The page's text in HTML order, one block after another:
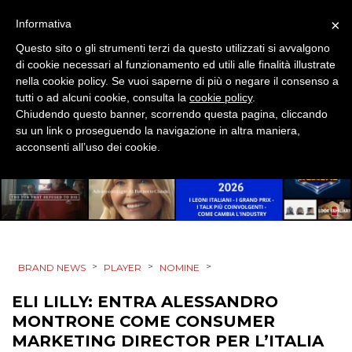
CSR
STRATEGIE
CINEMA
EDITORIA
ESTERNA
RADIO / AUDIO
BRAND NEWS > PLAYER > NOMINE >
ELI LILLY: ENTRA ALESSANDRO
MONTRONE COME CONSUMER
MARKETING DIRECTOR PER L’ITALIA
×
Informativa
Questo sito o gli strumenti terzi da questo utilizzati si avvalgono
di cookie necessari al funzionamento ed utili alle finalità illustrate
nella cookie policy. Se vuoi saperne di più o negare il consenso a
tutti o ad alcuni cookie, consulta la cookie policy.
Chiudendo questo banner, scorrendo questa pagina, cliccando
su un link o proseguendo la navigazione in altra maniera,
acconsenti all’uso dei cookie.